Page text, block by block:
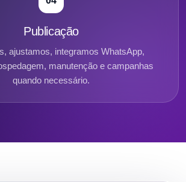
Publicação
ajustamos, integramos WhatsApp,
manutenção e campanhas
quando necessário.